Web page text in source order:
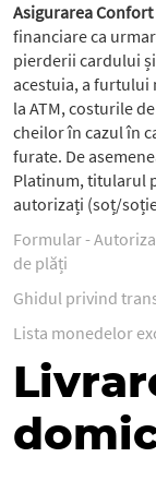
Asigurarea
financiare ca
pierderii cardului
acestuia, a furtului
la ATM, costurile
cheilor în cazul în
furate. De
Platinum, titularul
autorizați (soț/
Formular -
de plăți
Ghidul privind
Lista monedelor